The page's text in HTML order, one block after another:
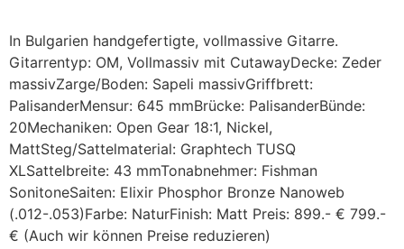
In Bulgarien handgefertigte, vollmassive Gitarre.
Gitarrentyp: OM, Vollmassiv mit CutawayDecke: Zeder
massivZarge/Boden: Sapeli massivGriffbrett:
PalisanderMensur: 645 mmBrücke: PalisanderBünde:
20Mechaniken: Open Gear 18:1, Nickel,
MattSteg/Sattelmaterial: Graphtech TUSQ
XLSattelbreite: 43 mmTonabnehmer: Fishman
SonitoneSaiten: Elixir Phosphor Bronze Nanoweb
(.012-.053)Farbe: NaturFinish: Matt Preis: 899.- € 799.-
€ (Auch wir können Preise reduzieren)